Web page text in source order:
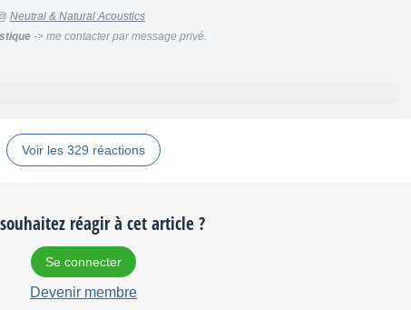
Neutral & Natural Acoustics
-> me contacter par message privé.
Voir les 329 réactions
réagir à cet article ?
Se connecter
Devenir membre